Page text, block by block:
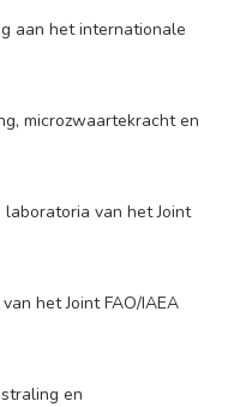
aan het internationale
microzwaartekracht en
van het Joint
het Joint FAO/IAEA
en